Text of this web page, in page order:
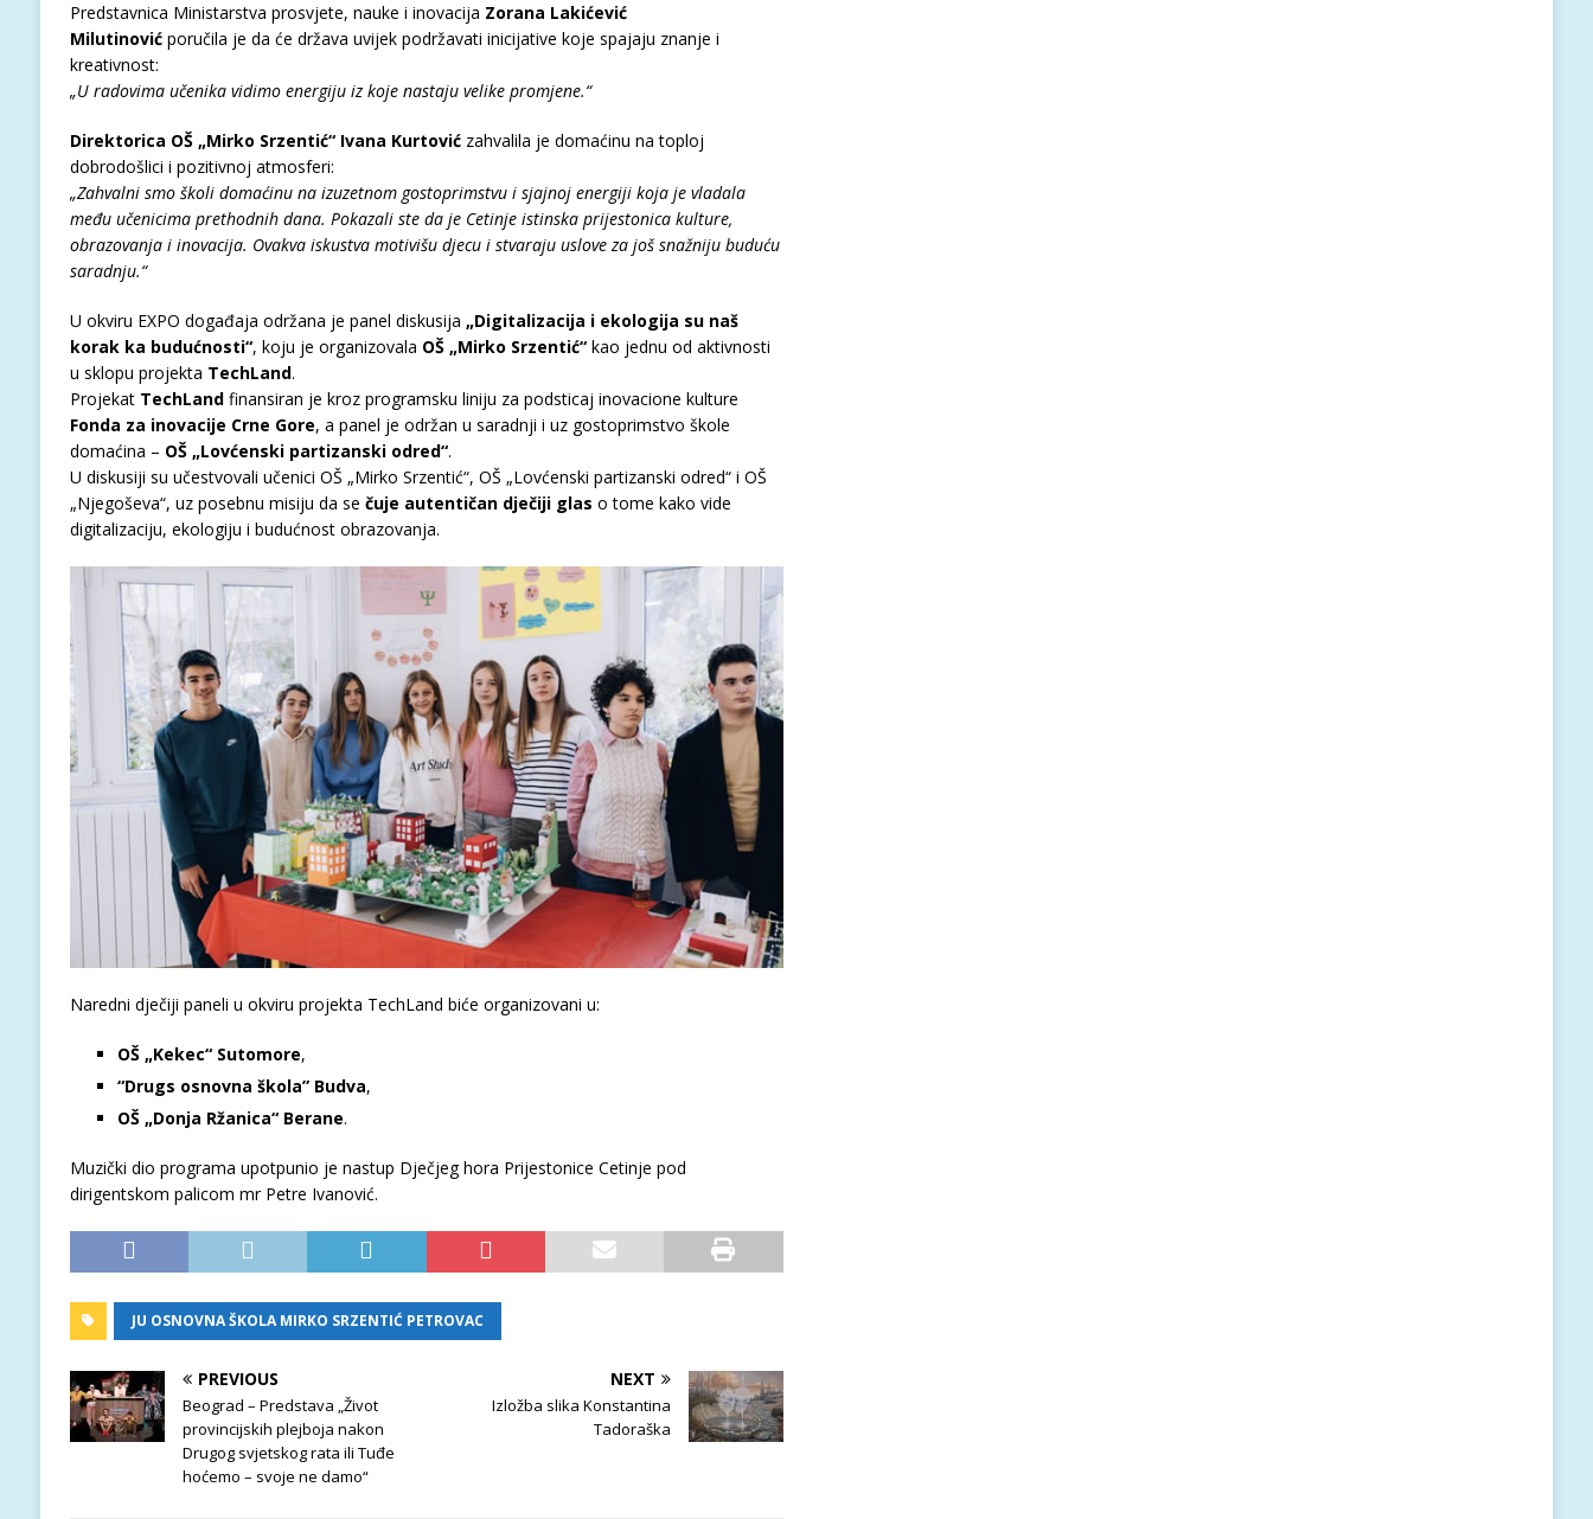
Predstavnica Ministarstva prosvjete, nauke i inovacija Zorana Lakićević
Milutinovićporučila je da će država uvijek podržavati inicijative koje spajaju znanje i
kreativnost:
„U radovima učenika vidimo energiju iz koje nastaju velike promjene.“
Direktorica OŠ „Mirko Srzentić“ Ivana Kurtovićzahvalila je domaćinu na toploj
dobrodošlici i pozitivnoj atmosferi:
„Zahvalni smo školi domaćinu na izuzetnom gostoprimstvu i sjajnoj energiji koja je vladala
među učenicima prethodnih dana. Pokazali ste da je Cetinje istinska prijestonica kulture,
obrazovanja i inovacija. Ovakva iskustva motivišu djecu i stvaraju uslove za još snažniju buduću
saradnju.“
U okviru EXPO događaja održana je panel diskusija „Digitalizacija i ekologija su naš
korak ka budućnosti“, koju je organizovala OŠ „Mirko Srzentić“kao jednu od aktivnosti
u sklopu projekta TechLand.
Projekat TechLandfinansiran je kroz programsku liniju za podsticaj inovacione kulture
Fonda za inovacije Crne Gore, a panel je održan u saradnji i uz gostoprimstvo škole
domaćina – OŠ „Lovćenski partizanski odred“.
U diskusiji su učestvovali učenici OŠ „Mirko Srzentić“, OŠ „Lovćenski partizanski odred“ i OŠ
„Njegoševa“, uz posebnu misiju da se čuje autentičan dječiji glas o tome kako vide
digitalizaciju, ekologiju i budućnost obrazovanja.
Naredni dječiji paneli u okviru projekta TechLand biće organizovani u:
OŠ „Kekec“ Sutomore,
“Drugs osnovna škola” Budva,
OŠ „Donja Ržanica“ Berane.
Muzički dio programa upotpunio je nastup Dječjeg hora Prijestonice Cetinje pod
dirigentskom palicom mr Petre Ivanović.
JU OSNOVNA ŠKOLA MIRKO SRZENTIĆ PETROVAC
PREVIOUS
Beograd – Predstava „Život
provincijskih plejboja nakon
Drugog svjetskog rata ili Tuđe
hoćemo – svoje ne damo“
NEXT
Izložba slika Konstantina
Tadoraška